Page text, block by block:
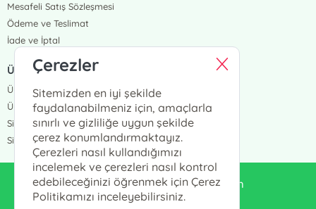
Mesafeli Satış Sözleşmesi
Ödeme ve Teslimat
İade ve İptal
ÜYELİK VE SİPARİŞ
Üye Girişi
Üye Ol
Sipariş Takip
Siparişlerim
enduluskitabevi@gmail.com
Çerezler
Sitemizden en iyi şekilde
faydalanabilmeniz için, amaçlarla
sınırlı ve gizliliğe uygun şekilde
çerez konumlandırmaktayız.
Çerezleri nasıl kullandığımızı
incelemek ve çerezleri nasıl kontrol
edebileceğinizi öğrenmek için Çerez
Politikamızı inceleyebilirsiniz.